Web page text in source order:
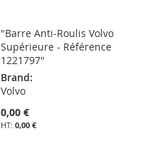
"Barre Anti-Roulis Volvo
Supérieure - Référence
1221797"
Brand:
Volvo
0,00 €
0,00 €